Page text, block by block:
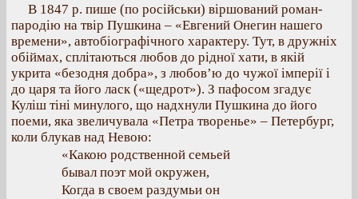
В 1847 р. пише (по російськи) віршований роман-
пародію на твір Пушкина – «Евгений Онегин нашего
времени», автобіографічного характеру. Тут, в дружніх
обіймах, сплітаються любов до рідної хати, в якій
укрита «безодня добра», з любов’ю до чужої імперії і
до царя та його ласк («щедрот»). З пафосом згадує
Куліш тіні минулого, що надхнули Пушкина до його
поеми, яка звеличувала «Петра творенье» – Петербург,
коли блукав над Невою:
«Какою родственной семьей
бывал поэт мой окружен,
Когда в своем раздумьи он